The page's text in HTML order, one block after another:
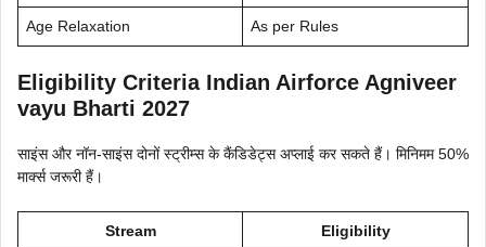
Age Relaxation As per Rules
Eligibility Criteria Indian Airforce Agniveer
vayu Bharti 2027
साइंस और नॉन-साइंस दोनों स्ट्रीम्स के कैंडिडेट्स अप्लाई कर सकते हैं। मिनिमम 50%
मार्क्स जरूरी हैं।
Stream Eligibility